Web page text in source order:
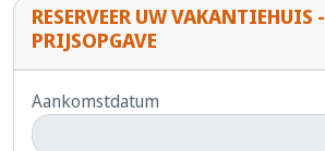
RESERVEER UW VAKANTIEHUIS -
PRIJSOPGAVE
Aankomstdatum